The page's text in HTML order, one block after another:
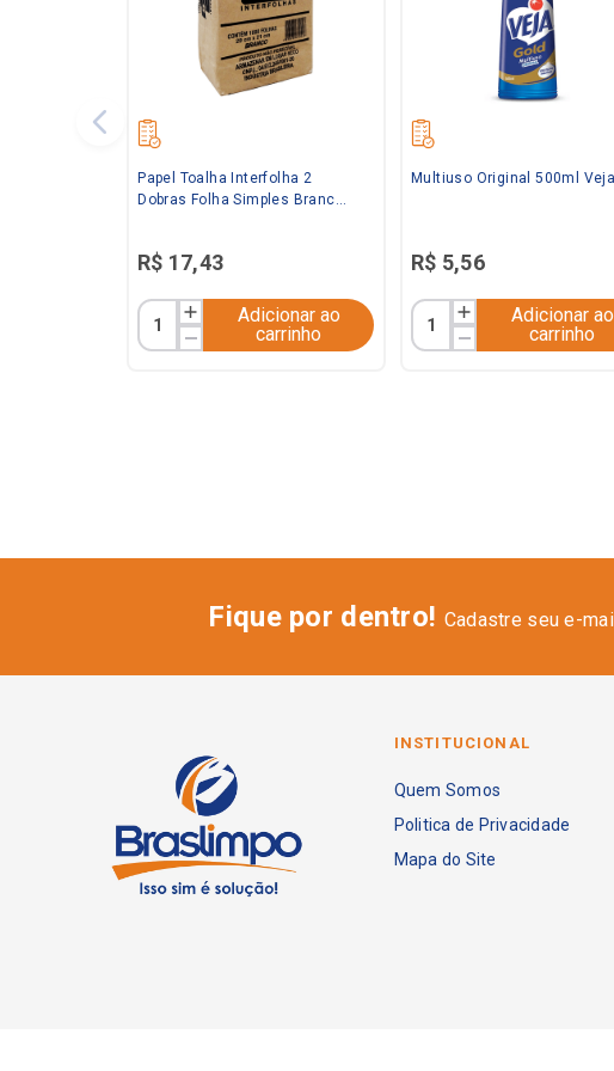
Papel Toalha Interfolha 2
Dobras Folha Simples Branco
R$ 17,43
Adicionar ao
carrinho
Multiuso Original 500ml Veja
R$ 5,56
Adicionar ao
carrinho
Fique por dentro! Cadastre seu e-
INSTITUCIONAL
Quem Somos
Politica de Privacidade
Mapa do Site